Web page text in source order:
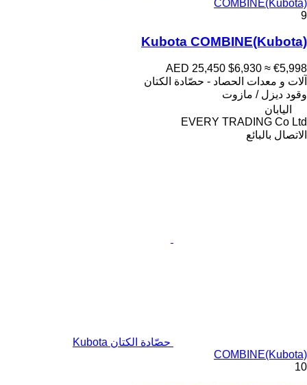
COMBINE(Kubota)
9
Kubota COMBINE(Kubota)
AED 25,450 $6,930 ≈ €5,998
آلات و معدات الحصاد - حصّادة الكتان
وقود ديزل / مازوت
اليابان
EVERY TRADING Co Ltd
الاتصال بالبائع
حصّادة الكتان Kubota
COMBINE(Kubota)
10